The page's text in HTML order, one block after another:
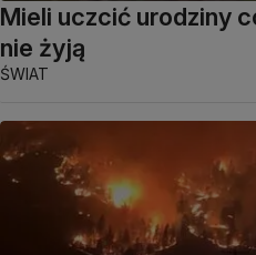
Mieli uczcić urodziny
nie żyją
ŚWIAT